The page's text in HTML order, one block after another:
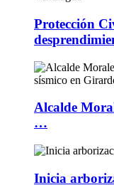
Protección
Alcalde
…
Inicia